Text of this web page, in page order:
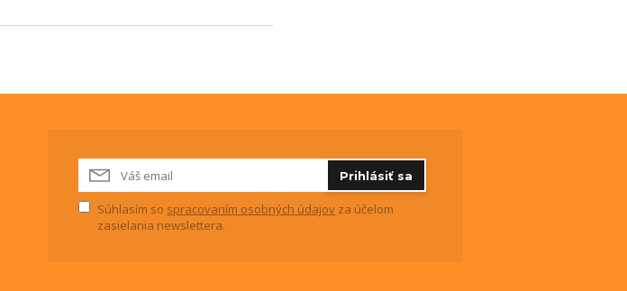
Prihlásiť sa
Súhlasím so spracovaním osobných údajov za účelom
zasielania newslettera.